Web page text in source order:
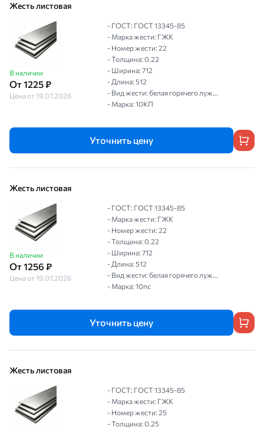
Жесть листовая
В наличии
От 1225 ₽
Цена от 19.07.2026
- ГОСТ: ГОСТ 13345-85
- Марка жести: ГЖК
- Номер жести: 22
- Толщина: 0.22
- Ширина: 712
- Длина: 512
- Вид жести: белая горячего луж...
- Марка: 10КП
Уточнить цену
Жесть листовая
В наличии
От 1256 ₽
Цена от 19.07.2026
- ГОСТ: ГОСТ 13345-85
- Марка жести: ГЖК
- Номер жести: 22
- Толщина: 0.22
- Ширина: 712
- Длина: 512
- Вид жести: белая горячего луж...
- Марка: 10пс
Уточнить цену
Жесть листовая
- ГОСТ: ГОСТ 13345-85
- Марка жести: ГЖК
- Номер жести: 25
- Толщина: 0.25